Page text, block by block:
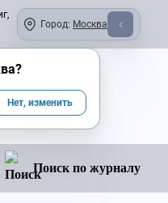
Город: Москва
Поиск по журналу
?
Нет, изменить